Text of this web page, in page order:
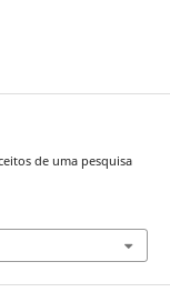
de uma pesquisa